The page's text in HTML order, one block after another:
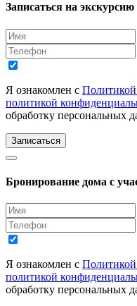
Записаться на экскурсию
Я ознакомлен с
политикой
обработку персональных
Записаться
Бронирование дома с
Я ознакомлен с
политикой
обработку персональных